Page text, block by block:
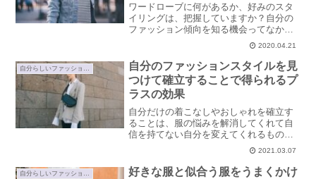
ワードローブに何があるか、好みのスタ
イリングは、把握していますか？自分の
ファッション傾向を知る機会ってなかな
か無いですよね。ファッションレベルを
アップするためには自分を知る作業が欠
かせません。自分を客観視し、把握して
理想に近づくための方法をご紹介しま
す。
2020.04.21
自分のファッションスタイルを見
つけて確立することで得られるプ
ラスの効果
自分だけの着こなしやおしゃれを確立す
ることは、服の悩みを解消してくれて自
信を持てない自分を変えてくれるもので
もあります。ファッションスタイルを見
つけることで得られる効果、おすすめの
理由についてご紹介します。
2021.03.07
好きな服と似合う服をうまくかけ